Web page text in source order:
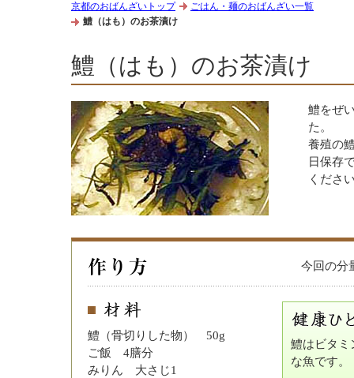
京都のおばんざいトップ
ごはん・麺のおばんざい一覧
鱧（はも）のお茶漬け
鱧（はも）のお茶漬け
鱧をぜ
た。
養殖の
日保存
くださ
今回の
鱧（骨切りした物） 50g
ご飯 4膳分
みりん 大さじ1
鱧はビタミ
な魚です。